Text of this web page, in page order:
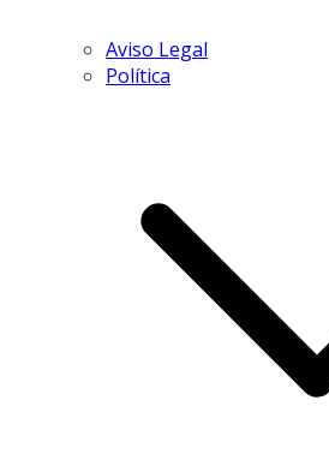
Aviso Legal
Política